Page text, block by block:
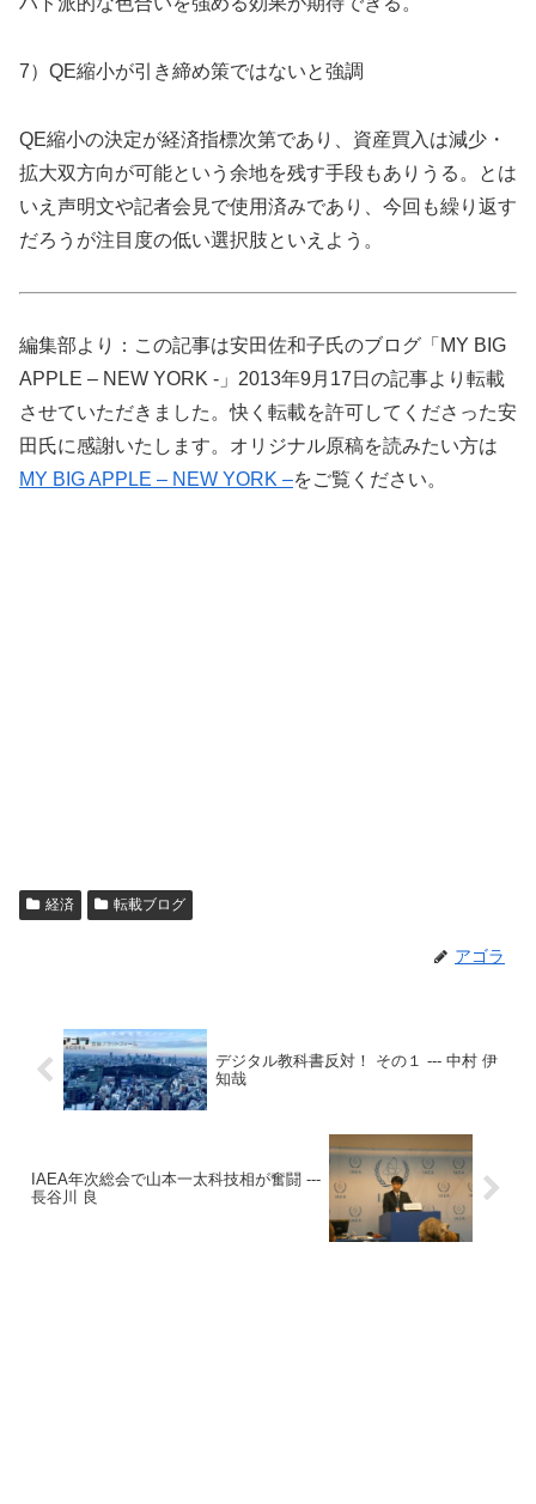
7）QE縮小が引き締め策ではないと強調
QE縮小の決定が経済指標次第であり、資産買入は減少・
拡大双方向が可能という余地を残す手段もありうる。
とは
いえ声明文や記者会見で使用済みであり、 今回も繰り返す
だろうが注目度の低い選択肢といえよう。
編集部より：この記事は安田佐和子氏のブログ「MY BIG
APPLE – NEW YORK -」2013年9月17日の記事より転載
させていただきました。快く転載を許可してくださった安
田氏に感謝いたします。オリジナル原稿を読みたい方は
MY BIG APPLE – NEW YORK –をご覧ください。
経済 転載ブログ
アゴラ
デジタル教科書反対！ その１ --- 中村 伊
知哉
IAEA年次総会で山本一太科技相が奮闘 ---
長谷川 良